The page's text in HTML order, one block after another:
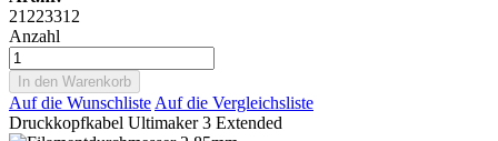
21223312
Anzahl
In den Warenkorb
Auf die Wunschliste Auf die Vergleichsliste
Druckkopfkabel Ultimaker 3 Extended